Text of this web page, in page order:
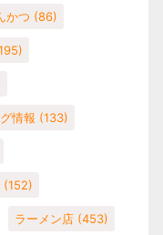
かつ (86)
情報 (133)
(152)
ラーメン店 (453)